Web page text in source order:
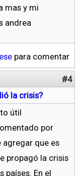
mas y mi
andrea
para comentar
#4
la crisis?
útil
por
agregar que es
propagó la crisis
países. En el